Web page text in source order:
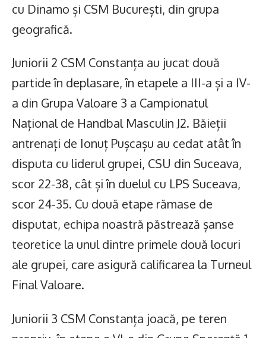
cu Dinamo și CSM București, din grupa
geografică.
Juniorii 2 CSM Constanța au jucat două
partide în deplasare, în etapele a III-a și a IV-
a din Grupa Valoare 3 a Campionatul
Național de Handbal Masculin J2. Băieții
antrenați de Ionuț Pușcașu au cedat atât în
disputa cu liderul grupei, CSU din Suceava,
scor 22-38, cât și în duelul cu LPS Suceava,
scor 24-35. Cu două etape rămase de
disputat, echipa noastră păstrează șanse
teoretice la unul dintre primele două locuri
ale grupei, care asigură calificarea la Turneul
Final Valoare.
Juniorii 3 CSM Constanța joacă, pe teren